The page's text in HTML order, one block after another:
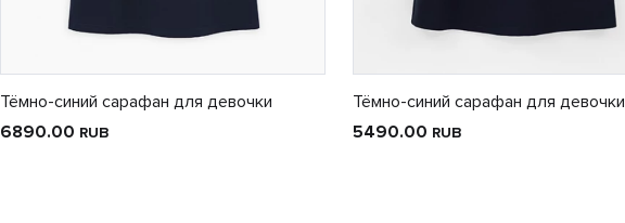
Тёмно-синий сарафан для девочки
6890.00 RUB
Тёмно-синий сарафан для девочки
5490.00 RUB